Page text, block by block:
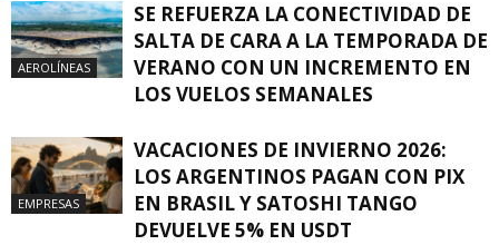
AEROLÍNEAS
SE REFUERZA LA CONECTIVIDAD DE
SALTA DE CARA A LA TEMPORADA DE
VERANO CON UN INCREMENTO EN
LOS VUELOS SEMANALES
EMPRESAS
VACACIONES DE INVIERNO 2026:
LOS ARGENTINOS PAGAN CON PIX
EN BRASIL Y SATOSHI TANGO
DEVUELVE 5% EN USDT